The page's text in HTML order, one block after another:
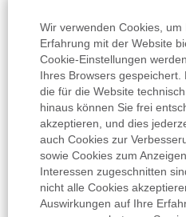
Wir verwenden Cookies,
Erfahrung mit der Website
Cookie-Einstellungen
Ihres Browsers gespeichert.
die für die Website
hinaus können Sie frei
akzeptieren, und dies
auch Cookies zur
sowie Cookies zum
Interessen zugeschnitten
nicht alle Cookies
Auswirkungen auf Ihre
Cookie